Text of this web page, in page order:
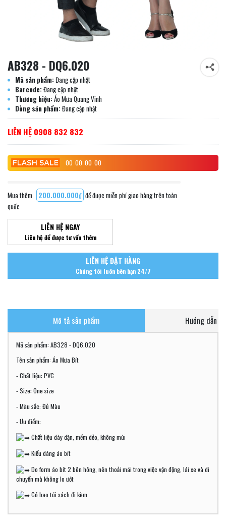
AB328 - DQ6.020
Mã sản phẩm:Đang cập nhật
Barcode:Đang cập nhật
Thương hiệu:Áo Mưa Quang Vinh
Dòng sản phẩm:Đang cập nhật
LIÊN HỆ 0908 832 832
00 00 00 00
Mua thêm 200.000.000₫ để được miễn phí giao hàng trên toàn
quốc
LIÊN HỆ NGAY
Liên hệ để được tư vấn thêm
LIÊN HỆ ĐẶT HÀNG
Chúng tôi luôn bên bạn 24/7
Mô tả sản phẩm Hướng dẫn
Mã sản phẩm: AB328 - DQ6.020
Tên sản phẩm: Áo Mưa Bít
- Chất liệu: PVC
- Size: One size
- Màu sắc: Đủ Màu
- Ưu điểm:
Chất liệu dày dặn, mềm dẻo, không mùi
Kiểu dáng áo bít
Do form áo bít 2 bên hông, nên thoải mái trong việc vận động, lái xe và di
chuyển mà không lo ướt
Có bao túi xách đi kèm